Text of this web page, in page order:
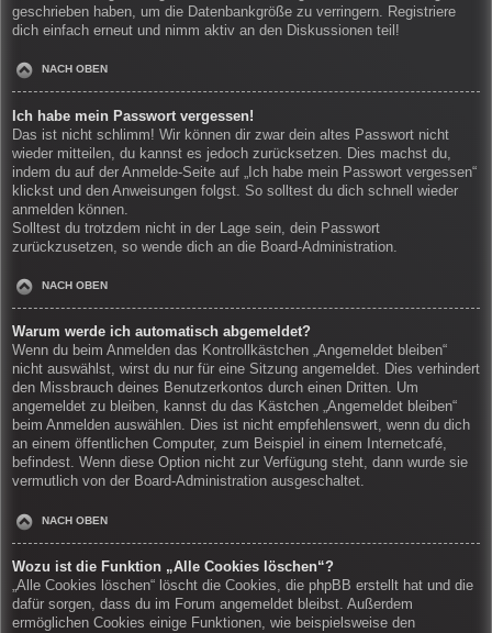
geschrieben haben, um die Datenbankgröße zu verringern. Registriere
dich einfach erneut und nimm aktiv an den Diskussionen teil!
NACH OBEN
Ich habe mein Passwort vergessen!
Das ist nicht schlimm! Wir können dir zwar dein altes Passwort nicht
wieder mitteilen, du kannst es jedoch zurücksetzen. Dies machst du,
indem du auf der Anmelde-Seite auf „Ich habe mein Passwort vergessen“
klickst und den Anweisungen folgst. So solltest du dich schnell wieder
anmelden können.
Solltest du trotzdem nicht in der Lage sein, dein Passwort
zurückzusetzen, so wende dich an die Board-Administration.
NACH OBEN
Warum werde ich automatisch abgemeldet?
Wenn du beim Anmelden das Kontrollkästchen „Angemeldet bleiben“
nicht auswählst, wirst du nur für eine Sitzung angemeldet. Dies verhindert
den Missbrauch deines Benutzerkontos durch einen Dritten. Um
angemeldet zu bleiben, kannst du das Kästchen „Angemeldet bleiben“
beim Anmelden auswählen. Dies ist nicht empfehlenswert, wenn du dich
an einem öffentlichen Computer, zum Beispiel in einem Internetcafé,
befindest. Wenn diese Option nicht zur Verfügung steht, dann wurde sie
vermutlich von der Board-Administration ausgeschaltet.
NACH OBEN
Wozu ist die Funktion „Alle Cookies löschen“?
„Alle Cookies löschen“ löscht die Cookies, die phpBB erstellt hat und die
dafür sorgen, dass du im Forum angemeldet bleibst. Außerdem
ermöglichen Cookies einige Funktionen, wie beispielsweise den